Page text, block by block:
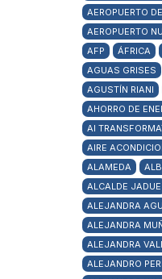
AEROPUERTO
AEROPUERTO
AFP
ÁFRICA
AGUAS GRISES
AGUSTÍN RIANI
AHORRO DE
AI
AIRE
ALAMEDA
ALCALDE JADUE
ALEJANDRA
ALEJANDRA
ALEJANDRA
ALEJANDRO